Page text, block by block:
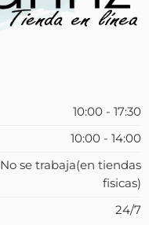
10:00 - 17:30
10:00 - 14:00
No se trabaja(en tiendas
fisicas)
24/7